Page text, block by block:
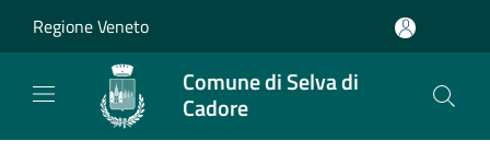
Regione Veneto
Comune di Selva di
Cadore